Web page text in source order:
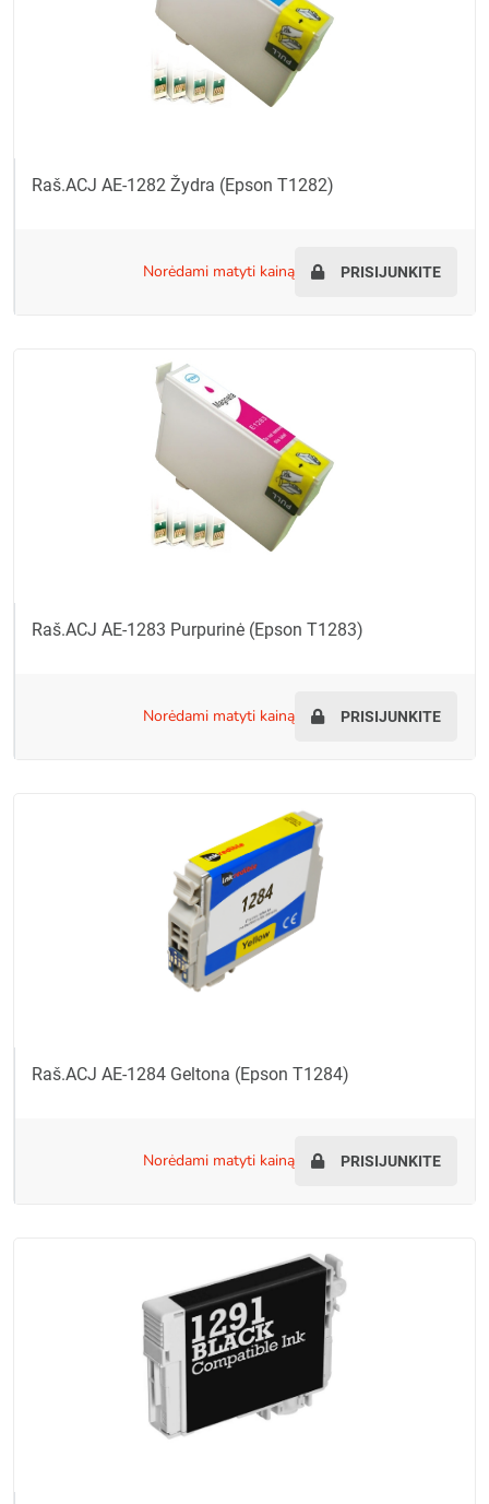
Raš.ACJ AE-1282 Žydra (Epson T1282)
norėdami matyti kainą PRISIJUNKITE
Raš.ACJ AE-1283 Purpurinė (Epson T1283)
norėdami matyti kainą PRISIJUNKITE
Raš.ACJ AE-1284 Geltona (Epson T1284)
norėdami matyti kainą PRISIJUNKITE